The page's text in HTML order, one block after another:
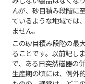
んが、砂目積み段階に
ているような地域では
ません。
この砂目積み段階の最
ることです。以前記し
で、ある日突然磁器の
生産期の頃には、例外